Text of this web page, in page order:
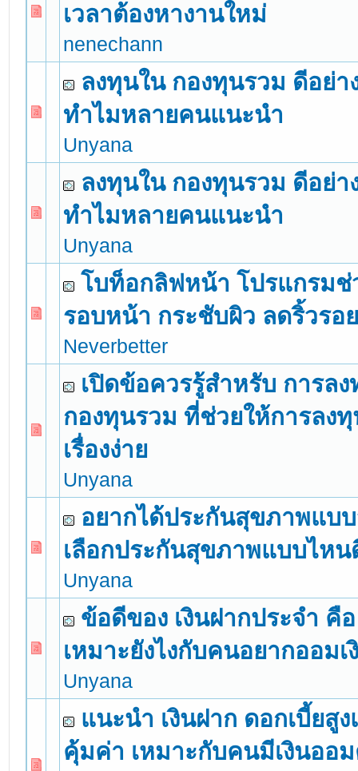
เวลาต้องหางานใหม่
nenechann
0 Vote(s) - 0 out of 5 in Average
123 45
ลงทุนใน กองทุนรวม ดีอย่า
ทำไมหลายคนแนะนำ
Unyana
0 Vote(s) - 0 out of 5 in Average
12 34 5
ลงทุนใน กองทุนรวม ดีอย่า
ทำไมหลายคนแนะนำ
Unyana
0 Vote(s) - 0 out of 5 in Average
12 34 5
โบท็อกลิฟหน้า โปรแกรมช่
รอบหน้า กระชับผิว ลดริ้วรอ
Neverbetter
0 Vote(s) - 0 out of 5 in Average
2345
เปิดข้อควรรู้สำหรับ การล
กองทุนรวม ที่ช่วยให้การลงทุ
เรื่องง่าย
Unyana
0 Vote(s) - 0 out of 5 in Average
อยากได้ประกันสุขภาพแบ
เลือกประกันสุขภาพแบบไหน
Unyana
0 Vote(s) - 0 out of 5 in Average
1234 5
ข้อดีของ เงินฝากประจำ คื
เหมาะยังไงกับคนอยากออมเ
Unyana
0 Vote(s) - 0 out of 5 in Average
1 2 345
แนะนำ เงินฝาก ดอกเบี้ยสู
คุ้มค่า เหมาะกับคนมีเงินออ
0 Vote(s) - 0 out of 5 in Average